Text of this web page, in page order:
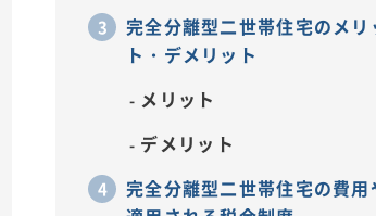
完全分離型二世帯住宅のメリ
ト・デメリット
メリット
デメリット
完全分離型二世帯住宅の費用